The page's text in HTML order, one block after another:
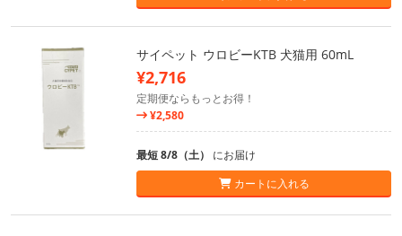
サイペット ウロビーKTB 犬猫用 60mL
¥2,716
定期便ならもっとお得！
¥2,580
最短 8/8（土） にお届け
カートに入れる